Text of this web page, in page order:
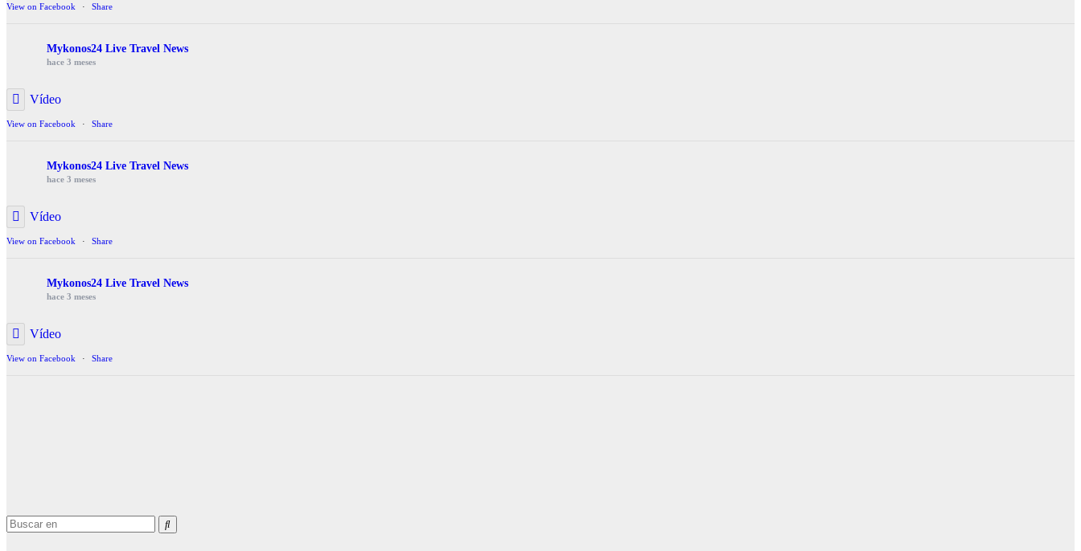
View on Facebook · Share
Mykonos24 Live Travel News
hace 3 meses
Vídeo
View on Facebook · Share
Mykonos24 Live Travel News
hace 3 meses
Vídeo
View on Facebook · Share
Mykonos24 Live Travel News
hace 3 meses
Vídeo
View on Facebook · Share